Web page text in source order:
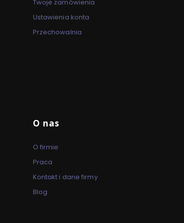
Twoje zamówienia
Ustawienia konta
Przechowalnia
O nas
O firmie
Praca
Kontakt i dane firmy
Blog